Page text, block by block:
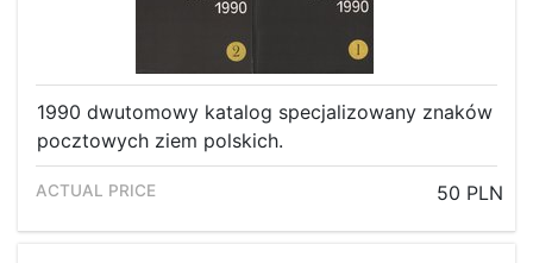
1990 dwutomowy katalog specjalizowany znaków
pocztowych ziem polskich.
50 PLN